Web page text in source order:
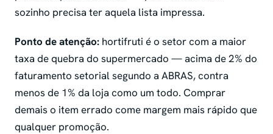
sozinho precisa ter aquela lista impressa.
Ponto de atenção: hortifruti é o setor com a maior
taxa de quebra do supermercado — acima de 2% do
faturamento setorial segundo a ABRAS, contra
menos de 1% da loja como um todo. Comprar
demais o item errado come margem mais rápido que
qualquer promoção.